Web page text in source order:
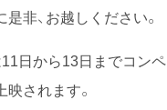
非、お越しください。
11日から13日までコン
されます。